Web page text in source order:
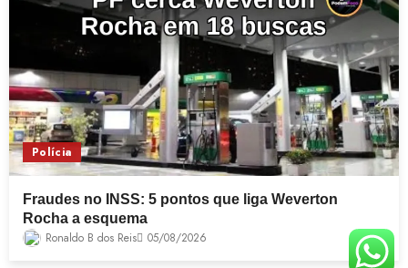
Polícia
Fraudes no INSS: 5 pontos que liga Weverton
Rocha a esquema
Ronaldo B dos Reis 05/08/2026